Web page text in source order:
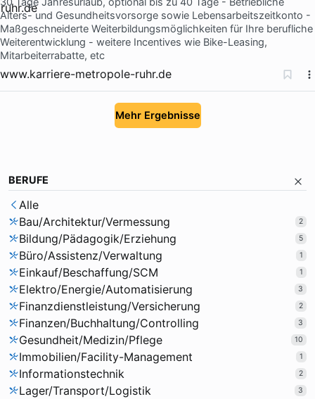
Alters- und Gesundheitsvorsorge sowie Lebensarbeitszeitkonto -
Maßgeschneiderte Weiterbildungsmöglichkeiten für Ihre berufliche
Weiterentwicklung - weitere Incentives wie Bike-Leasing,
Mitarbeiterrabatte, etc
www.karriere-metropole-ruhr.de
Mehr Ergebnisse
BERUFE
Alle
Bau/Architektur/Vermessung
2
Bildung/Pädagogik/Erziehung 5
Büro/Assistenz/Verwaltung 1
Einkauf/Beschaffung/SCM 1
Elektro/Energie/Automatisierung 3
Finanzdienstleistung/Versicherung 2
Finanzen/Buchhaltung/Controlling 3
Gesundheit/Medizin/Pflege 10
Immobilien/Facility-Management 1
Informationstechnik 2
Lager/Transport/Logistik 3